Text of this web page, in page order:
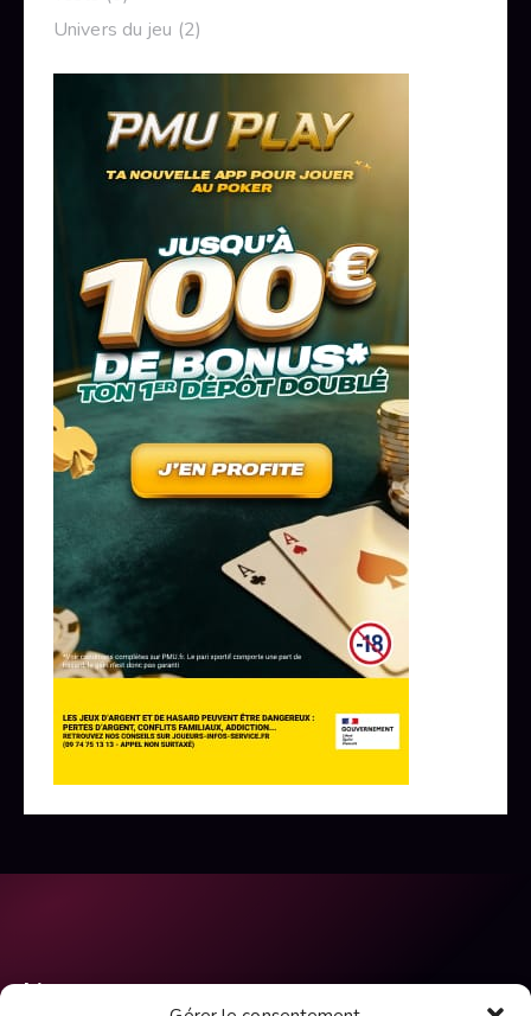
Univers du jeu (2)
Liens